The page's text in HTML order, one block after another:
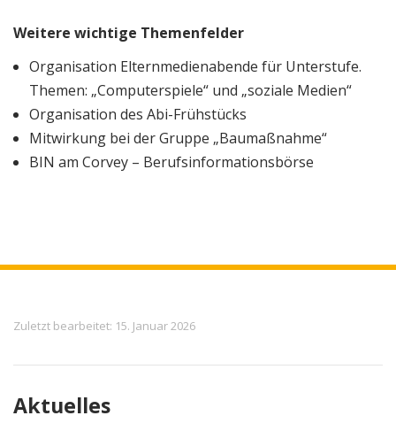
Weitere wichtige Themenfelder
Organisation Elternmedienabende für Unterstufe.
Themen: „Computerspiele“ und „soziale Medien“
Organisation des Abi-Frühstücks
Mitwirkung bei der Gruppe „Baumaßnahme“
BIN am Corvey – Berufsinformationsbörse
Meta
Zuletzt bearbeitet: 15. Januar 2026
Aktuelles